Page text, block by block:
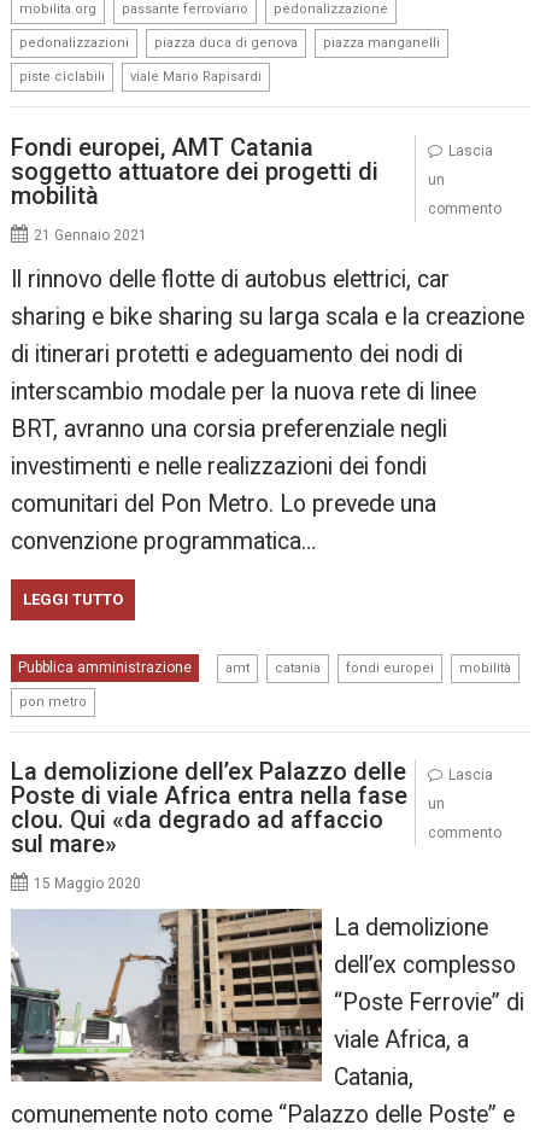
mobilita.org passante ferroviario pedonalizzazione
pedonalizzazioni piazza duca di genova piazza manganelli
piste ciclabili viale Mario Rapisardi
Fondi europei, AMT Catania
soggetto attuatore dei progetti di
mobilità
21 Gennaio 2021
Il rinnovo delle flotte di autobus elettrici, car
sharing e bike sharing su larga scala e la creazione
di itinerari protetti e adeguamento dei nodi di
interscambio modale per la nuova rete di linee
BRT, avranno una corsia preferenziale negli
investimenti e nelle realizzazioni dei fondi
comunitari del Pon Metro. Lo prevede una
convenzione programmatica…
LEGGI TUTTO
Pubblica amministrazione amt catania fondi europei mobilità
pon metro
Lascia
un
commento
La demolizione dell’ex Palazzo delle
Poste di viale Africa entra nella fase
clou. Qui «da degrado ad affaccio
sul mare»
15 Maggio 2020
La demolizione
dell’ex complesso
“Poste Ferrovie” di
viale Africa, a
Catania,
comunemente noto come “Palazzo delle Poste” e
Lascia
un
commento